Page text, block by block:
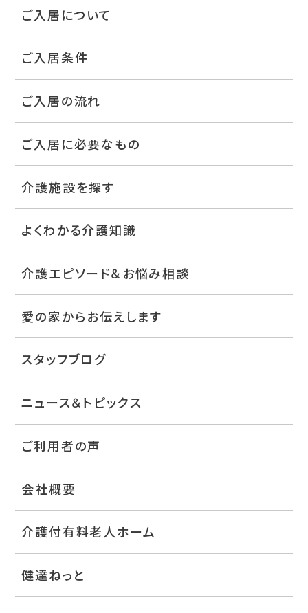
ご入居について
ご入居条件
ご入居の流れ
ご入居に必要なもの
介護施設を探す
よくわかる介護知識
介護エピソード＆お悩み相談
愛の家からお伝えします
スタッフブログ
ニュース＆トピックス
ご利用者の声
会社概要
介護付有料老人ホーム
健達ねっと